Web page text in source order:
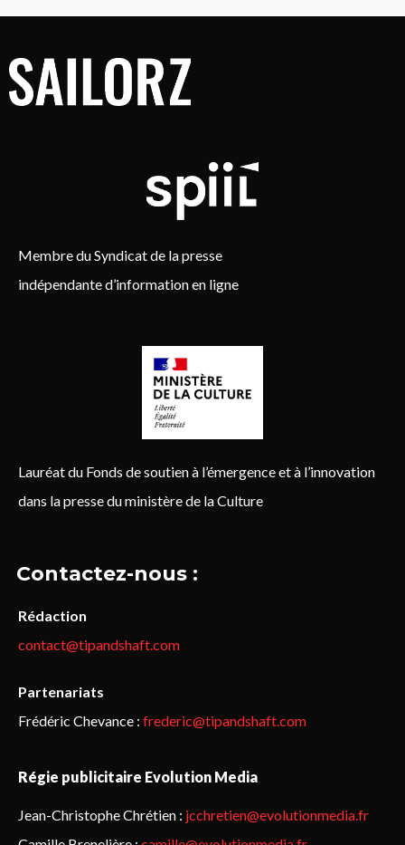
Membre du Syndicat de la presse
indépendante d’information en ligne
Lauréat du Fonds de soutien à l’émergence et à l’innovation
dans la presse du ministère de la Culture
Contactez-nous :
Rédaction
contact@tipandshaft.com
Partenariats
Frédéric Chevance : frederic@tipandshaft.com
Régie publicitaire Evolution Media
Jean-Christophe Chrétien : jcchretien@evolutionmedia.fr